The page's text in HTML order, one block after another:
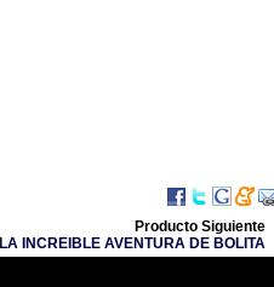
Producto Siguiente
LA INCREIBLE AVENTURA DE BOLITA